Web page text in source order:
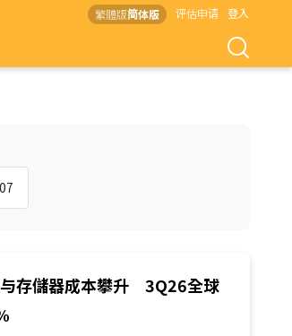
繁體版简体版 评估申请 登入
存儲器成本攀升 3Q26全球